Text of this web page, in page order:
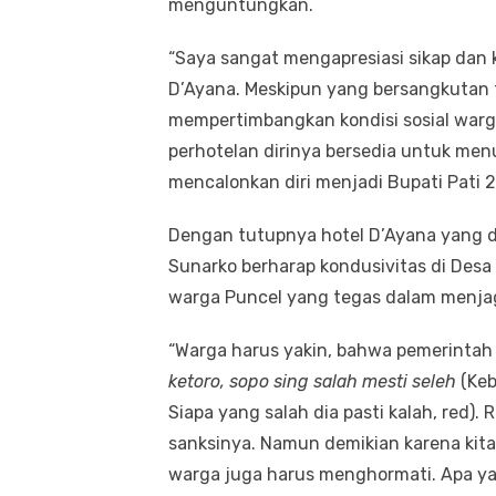
menguntungkan.
“Saya sangat mengapresiasi sikap
D’Ayana. Meskipun yang
mempertimbangkan kondisi sosial
perhotelan dirinya bersedia untuk
mencalonkan diri menjadi Bupati Pati
Dengan tutupnya hotel D’Ayana yang
Sunarko berharap kondusivitas di
warga Puncel yang tegas dalam
“Warga harus yakin, bahwa
ketoro, sopo sing salah mesti seleh
Siapa yang salah dia pasti kalah, red).
sanksinya. Namun demikian karena
warga juga harus menghormati. Apa